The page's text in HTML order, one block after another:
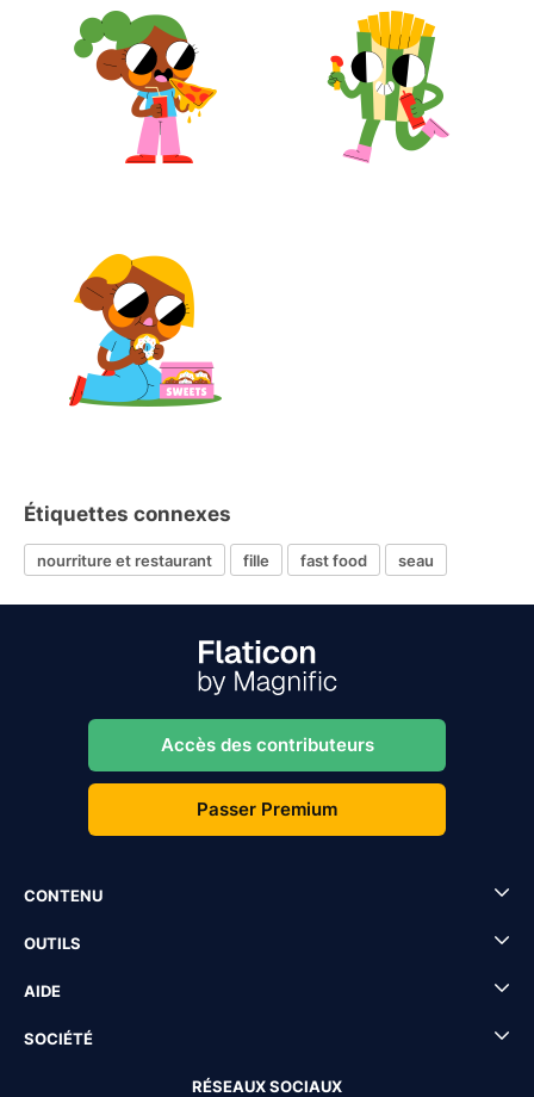
Étiquettes connexes
nourriture et restaurant fille fast food seau
Accès des contributeurs
Passer Premium
CONTENU
OUTILS
AIDE
SOCIÉTÉ
RÉSEAUX SOCIAUX